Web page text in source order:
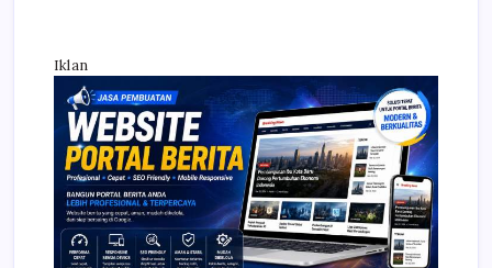
Iklan